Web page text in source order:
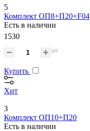
5
Комплект ОП8+П20+F04
Есть в наличии
1530
шт
Купить
Хит
3
Комплект ОП10+П20
Есть в наличии